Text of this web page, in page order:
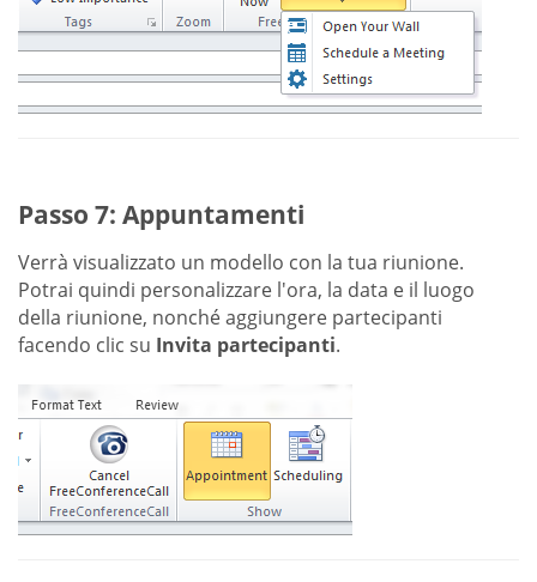
Passo 7: Appuntamenti
Verrà visualizzato un modello con la tua riunione.
Potrai quindi personalizzare l'ora, la data e il luogo
della riunione, nonché aggiungere partecipanti
facendo clic su Invita partecipanti.